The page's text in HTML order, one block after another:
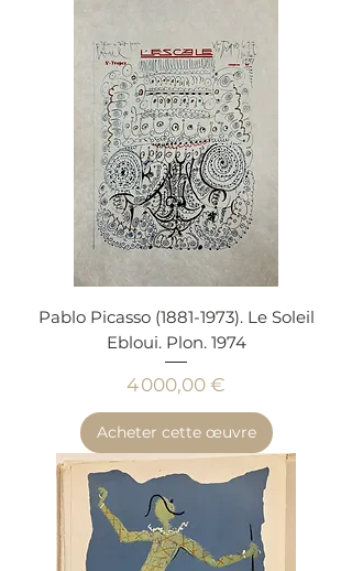
Pablo Picasso (1881-1973). Le Soleil
Ebloui. Plon. 1974
Prix
4 000,00 €
Acheter cette œuvre